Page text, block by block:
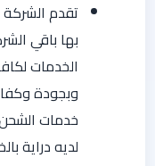
تقدم
بها باقي
الخدمات
وبجودة
خدمات
لديه دراية